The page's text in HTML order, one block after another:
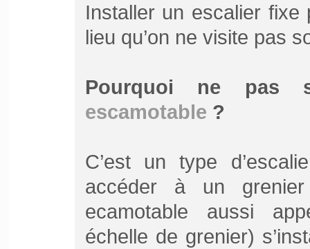
Installer un escalier
lieu qu’on ne visite pas
Pourquoi ne pas
escamotable ?
C’est un type
accéder à un
ecamotable aussi
échelle de grenier)